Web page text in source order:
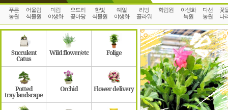
푸른
농원
어울림
식물원
미림
야생화
오드리
꽃마당
한빛
식물원
예일
야생화
리빙
플라워
학림원
야생화
녹원
다선
농원
꽃
나
Succulent
Catus
Wild flower/etc Folige
Potted
tray landscape
Orchid Flower delivery